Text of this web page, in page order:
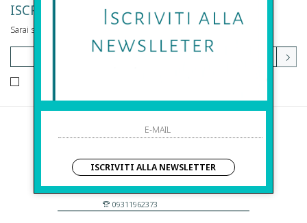
ISCRIVITI ALLA NEWSLETTER
Sarai sempre aggiornato su offerte e promozioni.
Before S.r.l.s.
Via Della Maestranza , 23
96100 Siracusa - Italia
Eshop@apiedinudinelparcoboutique.com
09311962373
ISCRIVITI ALLA NEWSLETTER